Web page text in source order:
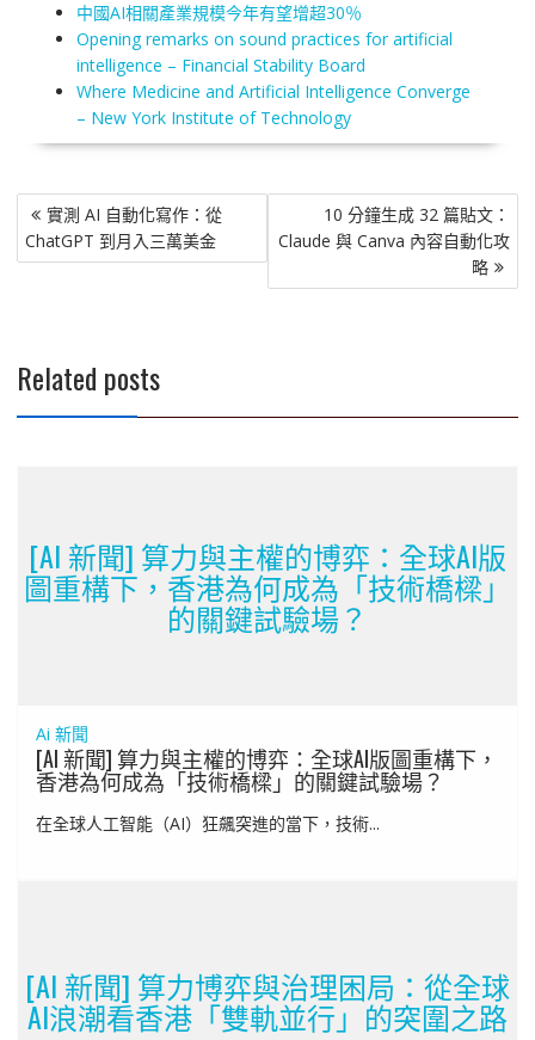
中國AI相關產業規模今年有望增超30％
Opening remarks on sound practices for artificial
intelligence – Financial Stability Board
Where Medicine and Artificial Intelligence Converge
– New York Institute of Technology
文
章
導
實測 AI 自動化寫作：從
ChatGPT 到月入三萬美金
10 分鐘生成 32 篇貼文：
Claude 與 Canva 內容自動化攻
略
Related posts
[AI 新聞] 算力與主權的博弈：全球AI版
圖重構下，香港為何成為「技術橋樑」
的關鍵試驗場？
Ai 新聞
[AI 新聞] 算力與主權的博弈：全球AI版圖重構下，
香港為何成為「技術橋樑」的關鍵試驗場？
在全球人工智能（AI）狂飆突進的當下，技術...
[AI 新聞] 算力博弈與治理困局：從全球
AI浪潮看香港「雙軌並行」的突圍之路